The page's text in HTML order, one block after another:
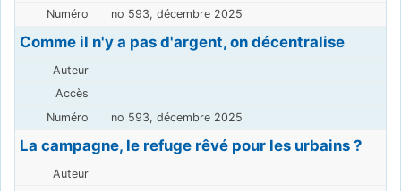
no 593, décembre 2025
Comme il n'y a pas d'argent, on décentralise
no 593, décembre 2025
La campagne, le refuge rêvé pour les urbains ?